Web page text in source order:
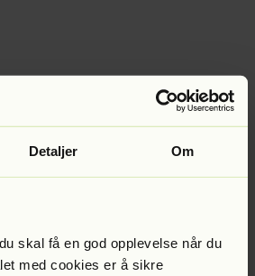
Detaljer Om
skal få en god opplevelse når du
med cookies er å sikre